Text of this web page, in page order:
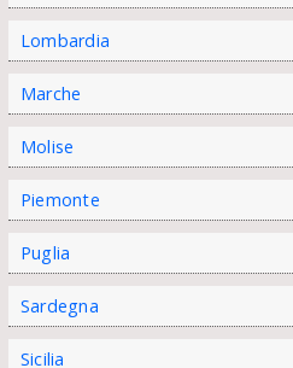
Lombardia
Marche
Molise
Piemonte
Puglia
Sardegna
Sicilia